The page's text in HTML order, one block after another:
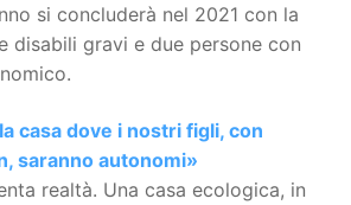
si concluderà nel 2021 con la
disabili gravi e due persone con
casa dove i nostri figli, con
saranno autonomi»
realtà. Una casa ecologica, in